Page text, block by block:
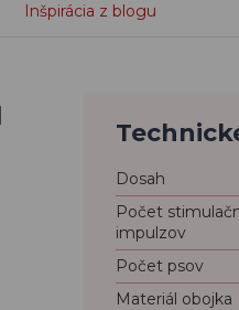
Inšpirácia z blogu
Dosah
Počet
impulzov
Počet psov
Materiál obojka